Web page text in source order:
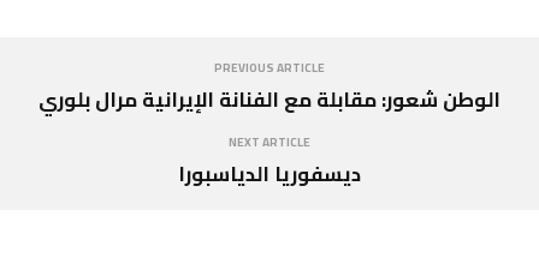
PREVIOUS ARTICLE
الوطن شعور: مقابلة مع الفنانة الإيرانية مرال بلوري
NEXT ARTICLE
ديسفوريا الدياسبورا